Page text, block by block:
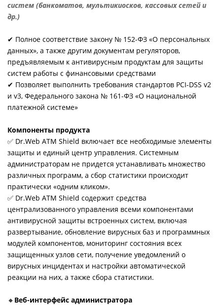
систем (банкоматов, мультикиосков, кассовых сетей и
др.)
✔ Полное соответствие закону № 152-ФЗ «О персональных
данных», а также другим документам регуляторов,
предъявляемым к антивирусным продуктам для защиты
систем работы с финансовыми средствами
✔ Позволяет выполнить требования стандартов PCI-DSS v2
и v3, Федерального закона № 161-ФЗ «О национальной
платежной системе»
Компоненты продукта
✅ Dr.Web ATM Shield включает все необходимые элементы
защиты и единый центр управления. Системным
администраторам не придется устанавливать множество
различных программ, а сбор статистики происходит
практически «одним кликом».
✅ Dr.Web ATM Shield содержит средства
централизованного управления всеми компонентами
антивирусной защиты встроенных систем, включая
развертывание, обновление вирусных баз и программных
модулей компонентов, мониторинг состояния всех
защищенных узлов сети, получение уведомлений о
вирусных инцидентах и настройки автоматической
реакции на них, а также сбора статистики.
🔸 Веб-интерфейс администратора